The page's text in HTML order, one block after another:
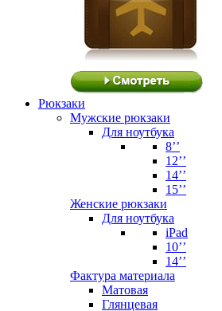
Рюкзаки
Мужские рюкзаки
Для ноутбука
8’’
12’’
14’’
15’’
Женские рюкзаки
Для ноутбука
iPad
10’’
14’’
Фактура материала
Матовая
Глянцевая